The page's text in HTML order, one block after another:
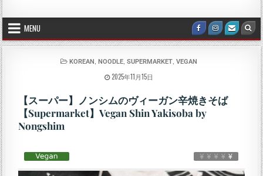
MENU
KOREAN NOODLE, SUPERMARKET, VEGAN
2025年11月15日
【スーパー】ノンシムのヴィーガン辛焼きそば
【Supermarket】Vegan Shin Yakisoba by
Nongshim